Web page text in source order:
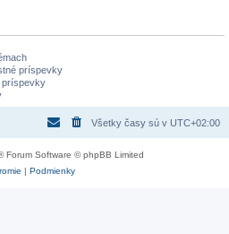
príspevky
príspevky
Všetky časy sú v UTC+02:00
Forum Software © phpBB Limited
| Podmienky